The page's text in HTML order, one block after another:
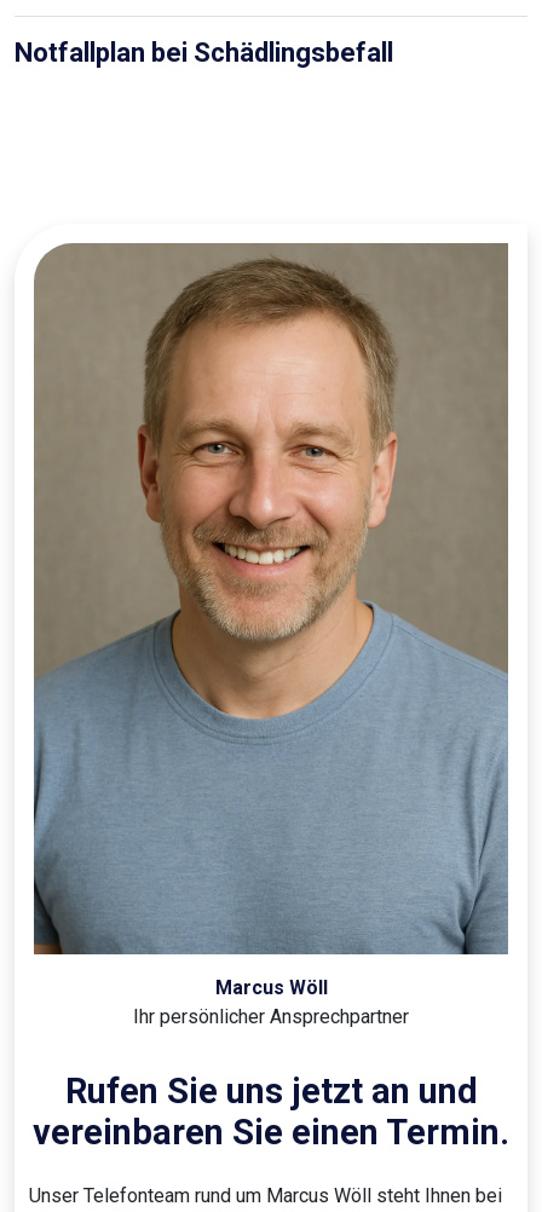
Notfallplan bei Schädlingsbefall
Marcus Wöll
Ihr persönlicher Ansprechpartner
Rufen Sie uns jetzt an und
vereinbaren Sie einen Termin.
Unser Telefonteam rund um Marcus Wöll steht Ihnen bei